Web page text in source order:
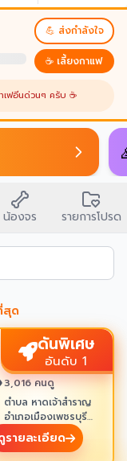
💪 ส่งกำลังใจ
☕ เลี้ยงกาแฟ
เฟอีนด่วนๆ ครับ ☕
น้องจร รายการโปรด
สุด
ดันพิเศษ
อันดับ 1
3,016 คนดู
ตำบล หาดเจ้าสำราญ
อำเภอเมืองเพชรบุรี
เพชรบุรี 76100
รายละเอียด